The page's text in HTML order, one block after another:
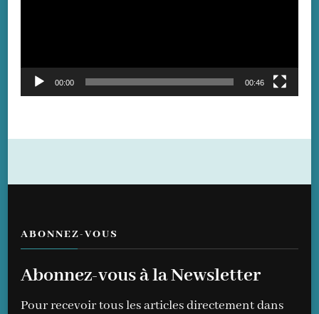
00:00 00:46
ABONNEZ-VOUS
Abonnez-vous à la Newsletter
Pour recevoir tous les articles directement dans